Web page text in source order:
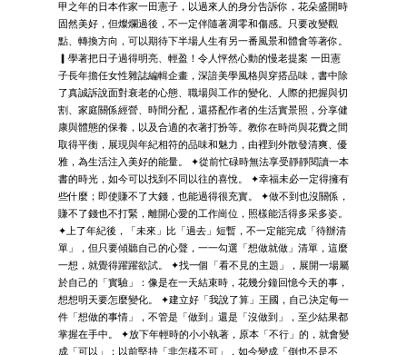
甲之年的日本作家一田憲子，以過來人的身分告訴你，花朵盛開時
固然美好，但燦爛過後，不一定伴隨著凋零和傷感。只要改變觀
點、轉換方向，可以期待下半場人生有另一番風景和體會等著你。
▎學著把日子過得明亮、輕盈！令人怦然心動的慢老提案 一田憲
子長年擔任女性雜誌編輯企畫，深諳美學風格與穿搭品味，書中除
了真誠訴說面對衰老的心態、職場與工作的變化、人際的把握與切
割、家庭關係經營、時間分配，還搭配作者的生活實景照，分享健
康與體態的保養，以及合適的衣著打扮等。教你在時尚與花費之間
取得平衡，展現與年紀相符的品味和魅力，由裡到外散發清爽、優
雅，為生活注入美好的能量。 ✦從前忙碌時無法享受靜靜閱讀一本
書的時光，如今可以找到不同以往的喜悅。 ✦幸福未必一定得擁有
些什麼；即使賺不了大錢，也能過得很充實。 ✦做不到也沒關係，
賺不了錢也不打緊，離開心愛的工作崗位，照樣能活得多采多姿。
✦上了年紀後，「未來」比「過去」短暫，不一定能完成「待辦清
單」，但只要傾聽自己的心聲，一一勾選「想做就做」清單，這麼
一想，就覺得躍躍欲試。 ✦找一個「看不見的主題」，展開一場屬
於自己的「實驗」：像是在一天結束時，花幾分鐘回憶今天的事，
想想明天要怎麼變化。 ✦建立好「我說了算」王國，自己決定每一
件「想做的事情」，不管是「做到」還是「沒做到」，至少結果都
掌握在手中。 ✦放下年輕時的小小執著，原本「不行」的，就會變
成「可以」；以前堅持「非怎樣不可」，如今變成「倒也不是不